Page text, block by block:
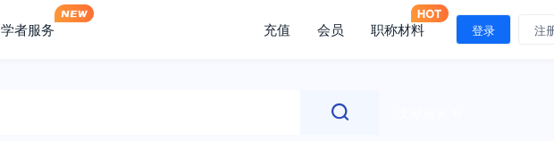
学者服务 充值 会员 职称材料 登录 注